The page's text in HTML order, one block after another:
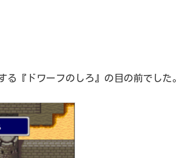
『ドワーフのしろ』の目の前でした。